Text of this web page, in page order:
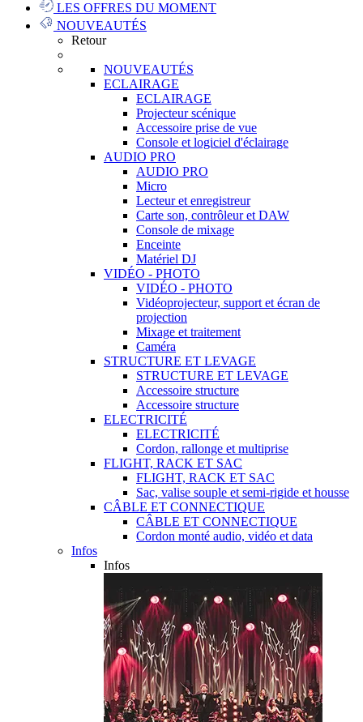
LES OFFRES DU MOMENT
NOUVEAUTÉS
Retour
NOUVEAUTÉS
ECLAIRAGE
ECLAIRAGE
Projecteur scénique
Accessoire prise de vue
Console et logiciel d'éclairage
AUDIO PRO
AUDIO PRO
Micro
Lecteur et enregistreur
Carte son, contrôleur et DAW
Console de mixage
Enceinte
Matériel DJ
VIDÉO - PHOTO
VIDÉO - PHOTO
Vidéoprojecteur, support et écran de
projection
Mixage et traitement
Caméra
STRUCTURE ET LEVAGE
STRUCTURE ET LEVAGE
Accessoire structure
Accessoire structure
ELECTRICITÉ
ELECTRICITÉ
Cordon, rallonge et multiprise
FLIGHT, RACK ET SAC
FLIGHT, RACK ET SAC
Sac, valise souple et semi-rigide et housse
CÂBLE ET CONNECTIQUE
CÂBLE ET CONNECTIQUE
Cordon monté audio, vidéo et data
Infos
Infos